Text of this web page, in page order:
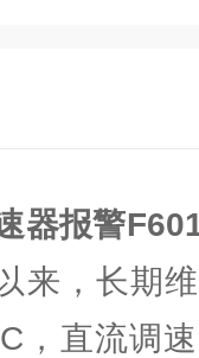
器报警
来，长期
，直流调